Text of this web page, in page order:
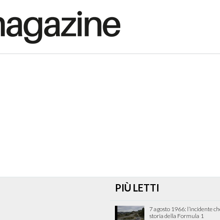
PIÙ LETTI
7 agosto 1966: l’incidente
storia della Formula 1